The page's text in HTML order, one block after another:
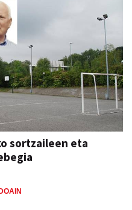
sortzaileen eta